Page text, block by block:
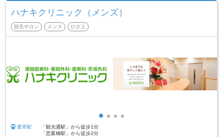
ハナキクリニック（メンズ）
脱毛サロン メンズ ひざ上
最寄駅
「観光通駅」から徒歩1分
「思案橋駅」から徒歩2分